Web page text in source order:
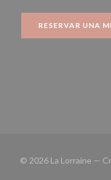
RESERVAR UNA
© 2026 La Lorraine —